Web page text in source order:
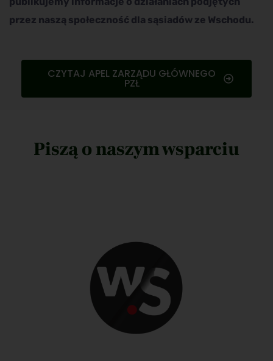
przez naszą społeczność dla sąsiadów ze Wschodu.
CZYTAJ APEL ZARZĄDU GŁÓWNEGO
PZŁ
Piszą o naszym wsparciu